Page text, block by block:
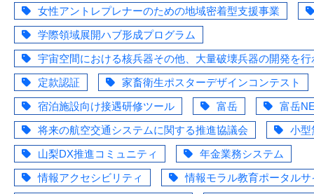
女性アントレプレナーのための地域密着型支援事業
学際領域展開ハブ形成プログラム
宇宙空間における核兵器その他、大量破壊兵器の開発を
定款認証
家畜衛生ポスターデザインコンテスト
宿泊施設向け接遇研修ツール
富岳
富岳
将来の航空交通システムに関する推進協議会
小型
山梨DX推進コミュニティ
年金業務システム
情報アクセシビリティ
情報モラル教育ポータルサ